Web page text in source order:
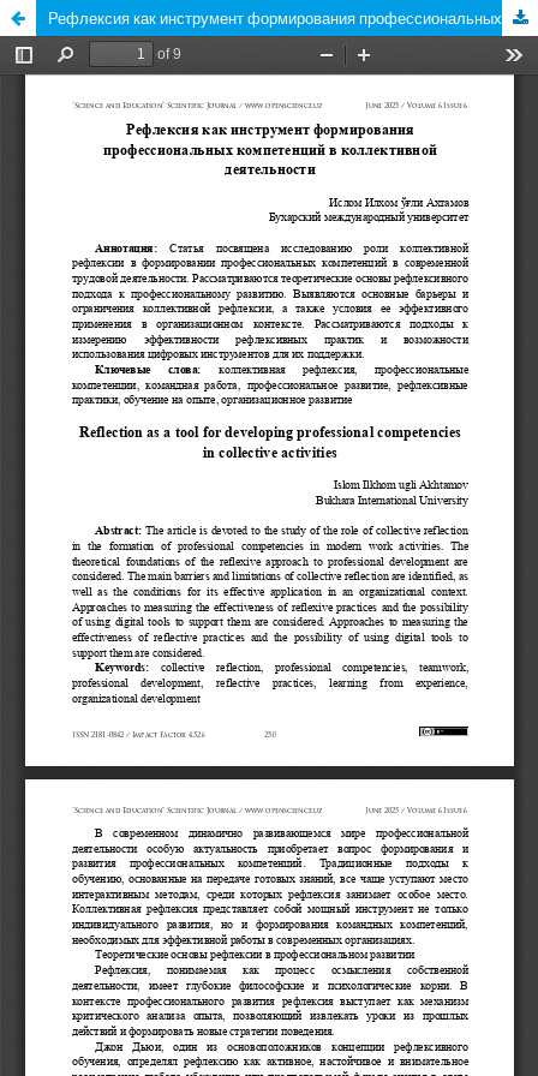
Рефлексия как инструмент формирования профессиональных компетенций в коллективной деятельности